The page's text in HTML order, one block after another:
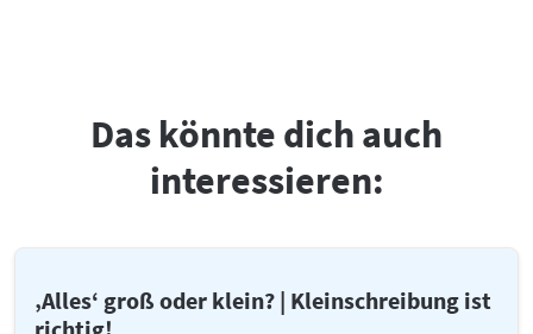
Das könnte dich auch
interessieren:
‚Alles‘ groß oder klein? | Kleinschreibung ist